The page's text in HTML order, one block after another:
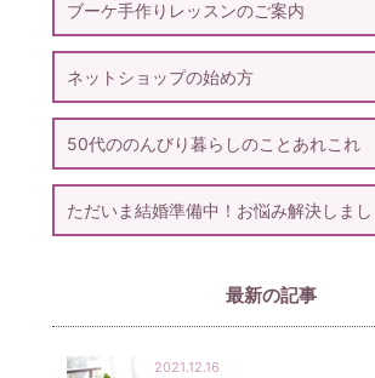
ブーケ手作りレッスンのご案内
ネットショップの始め方
50代ののんびり暮らしのことあれこれ
ただいま結婚準備中！お悩み解決しま
最新の記事
2021.12.16